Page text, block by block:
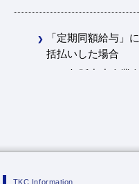
「定期同額給与」
括払いした場合
2026年版中小企業
TKC Information